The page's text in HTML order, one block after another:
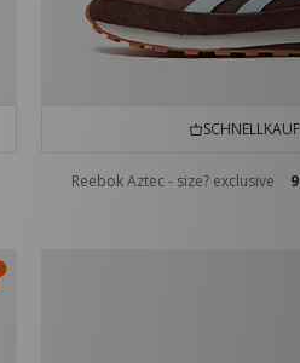
SCHNELLKAUF
Reebok Aztec - size? exclusive